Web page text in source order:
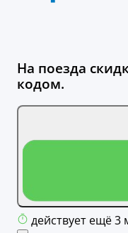
На поезда
кодом.
действует ещё 3